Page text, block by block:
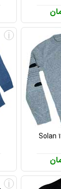
i
i